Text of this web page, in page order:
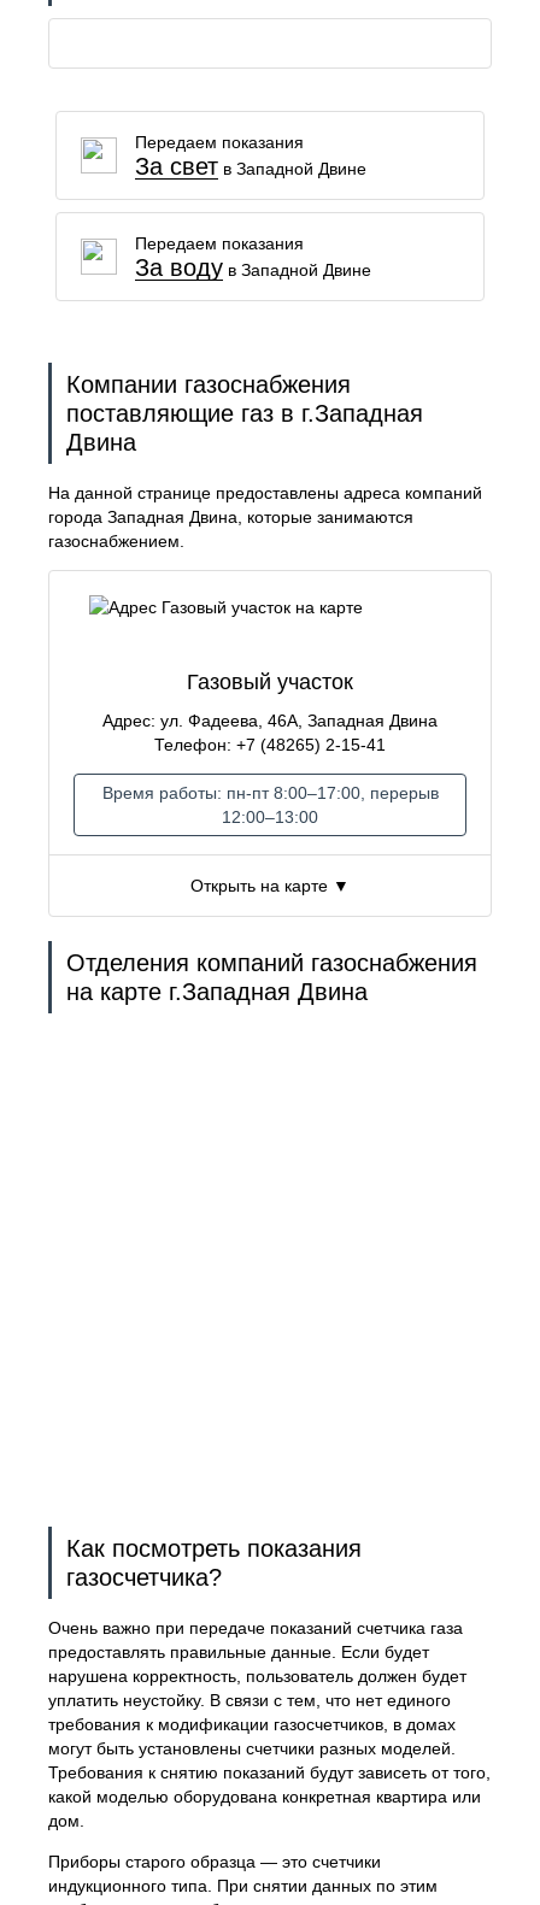
Передаем показания
За светв Западной Двине
Передаем показания
За водув Западной Двине
Компании газоснабжения
поставляющие газ в г.Западная
Двина
На данной странице предоставлены адреса компаний
города Западная Двина, которые занимаются
газоснабжением.
Открыть на карте ▼
Газовый участок
Адрес: ул. Фадеева, 46А, Западная Двина
Телефон: +7 (48265) 2-15-41
Время работы: пн-пт 8:00–17:00, перерыв
12:00–13:00
Отделения компаний газоснабжения
на карте г.Западная Двина
Как посмотреть показания
газосчетчика?
Очень важно при передаче показаний счетчика газа
предоставлять правильные данные. Если будет
нарушена корректность, пользователь должен будет
уплатить неустойку. В связи с тем, что нет единого
требования к модификации газосчетчиков, в домах
могут быть установлены счетчики разных моделей.
Требования к снятию показаний будут зависеть от того,
какой моделью оборудована конкретная квартира или
дом.
Приборы старого образца — это счетчики
индукционного типа. При снятии данных по этим